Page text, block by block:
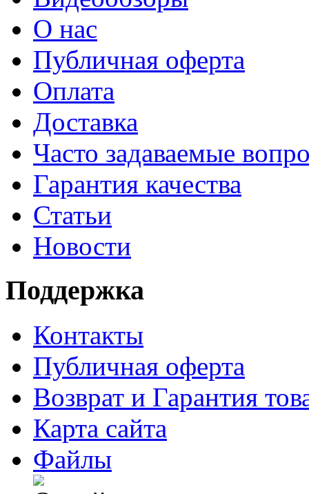
О нас
Публичная оферта
Оплата
Доставка
Часто задаваемые
Гарантия качества
Статьи
Новости
Поддержка
Контакты
Публичная оферта
Возврат и Гарантия
Карта сайта
Файлы